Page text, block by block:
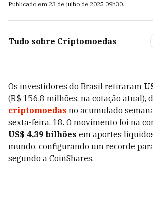
Publicado em 23 de julho de 2025 09h30.
Tudo sobre Criptomoedas
Os investidores do Brasil retiraram
(R$ 156,8 milhões, na cotação atual),
criptomoedas no acumulado
sexta-feira, 18. O movimento foi na
US$ 4,39 bilhões em aportes
mundo, configurando um recorde
segundo a CoinShares.